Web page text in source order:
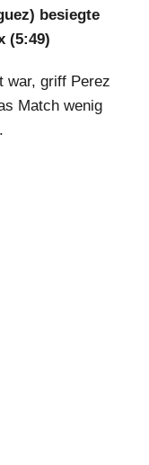
besiegte
(5:49)
war, griff Perez
Match wenig